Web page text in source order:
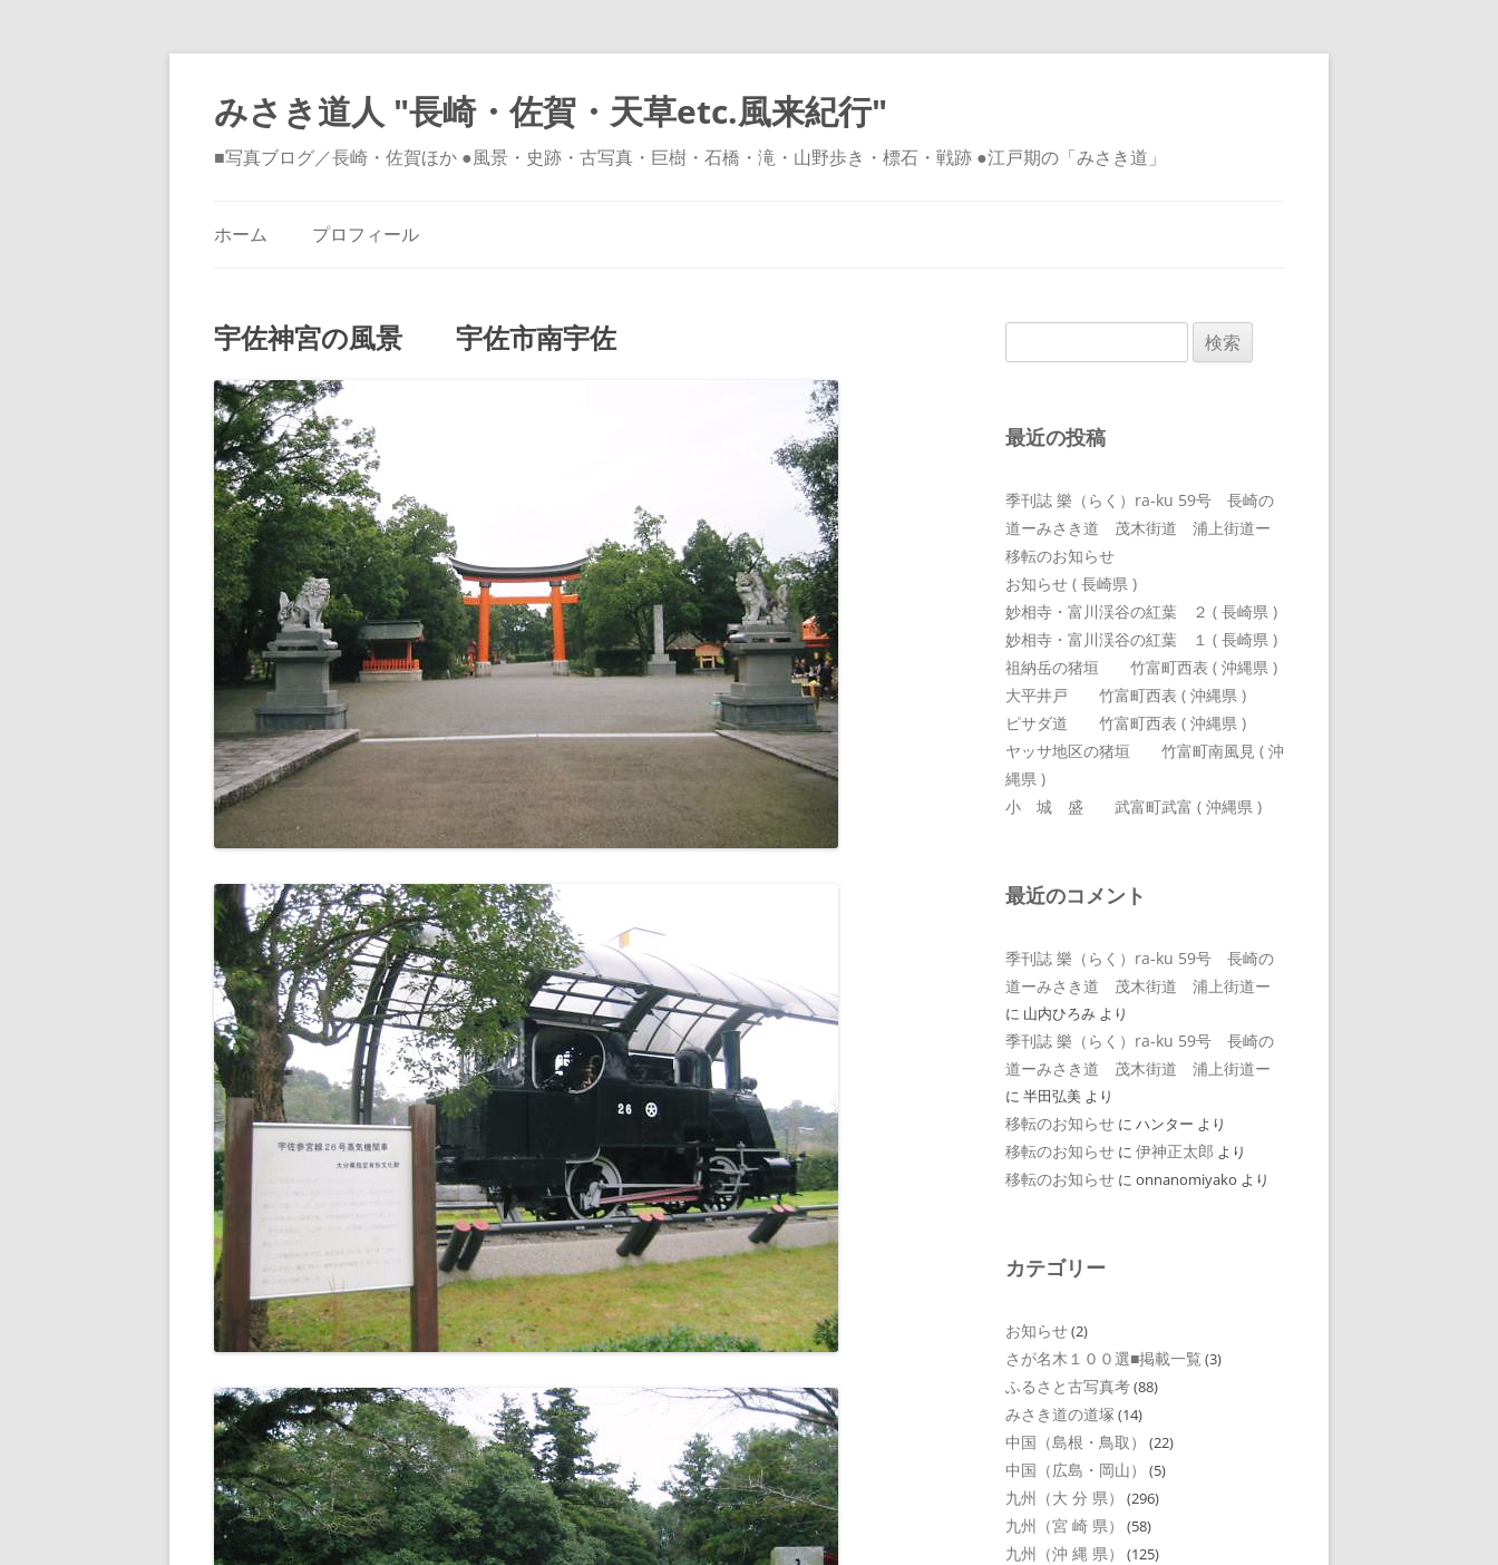
みさき道人 "長崎・佐賀・天草etc.風来紀行"
■写真ブログ／長崎・佐賀ほか ●風景・史跡・古写真・巨樹・石橋・滝・山野歩き・標石・戦跡 ●江戸期の「みさき道」
ホーム プロフィール
宇佐神宮の風景 宇佐市南宇佐
索:
最近の投稿
季刊誌 樂（らく）ra-ku 59号 長崎の
道ーみさき道 茂木街道 浦上街道ー
移転のお知らせ
お知らせ ( 長崎県 )
妙相寺・富川渓谷の紅葉 ２ ( 長崎県 )
妙相寺・富川渓谷の紅葉 １ ( 長崎県 )
祖納岳の猪垣 竹富町西表 ( 沖縄県 )
大平井戸 竹富町西表 ( 沖縄県 )
ピサダ道 竹富町西表 ( 沖縄県 )
ヤッサ地区の猪垣 竹富町南風見 ( 沖
縄県 )
小 城 盛 武富町武富 ( 沖縄県 )
最近のコメント
季刊誌 樂（らく）ra-ku 59号 長崎の
道ーみさき道 茂木街道 浦上街道ー
に 山内ひろみ より
季刊誌 樂（らく）ra-ku 59号 長崎の
道ーみさき道 茂木街道 浦上街道ー
に 半田弘美 より
移転のお知らせ に ハンター より
移転のお知らせ に 伊神正太郎 より
移転のお知らせ に onnanomiyako より
カテゴリー
お知らせ(2)
さが名木１００選■掲載一覧 (3)
ふるさと古写真考(88)
みさき道の道塚 (14)
中国（島根・鳥取） (22)
中国（広島・岡山） (5)
九州（大 分 県） (296)
九州（宮 崎 県） (58)
九州（沖 縄 県） (125)